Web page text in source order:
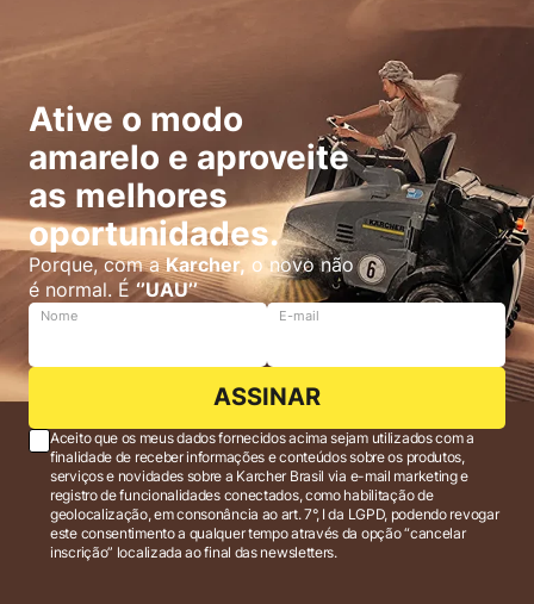
Ative o modo
amarelo e aproveite
as melhores
oportunidades.
Porque, com aKarcher, o novo não
é normal. É‘’UAU’’
Nome E-mail
ASSINAR
Aceito que os meus dados fornecidos acima sejam utilizados com a
finalidade de receber informações e conteúdos sobre os produtos,
serviços e novidades sobre a Karcher Brasil via e-mail marketing e
registro de funcionalidades conectados, como habilitação de
geolocalização, em consonância ao art. 7°, I da LGPD, podendo revogar
este consentimento a qualquer tempo através da opção “cancelar
inscrição” localizada ao final das newsletters.